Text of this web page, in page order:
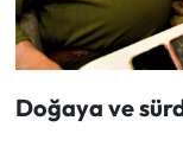
Doğaya ve